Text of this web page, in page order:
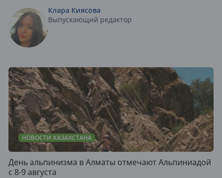
Клара Киясова
Выпускающий редактор
НОВОСТИ КАЗАХСТАНА
День альпинизма в Алматы отмечают Альпиниадой
с 8-9 августа